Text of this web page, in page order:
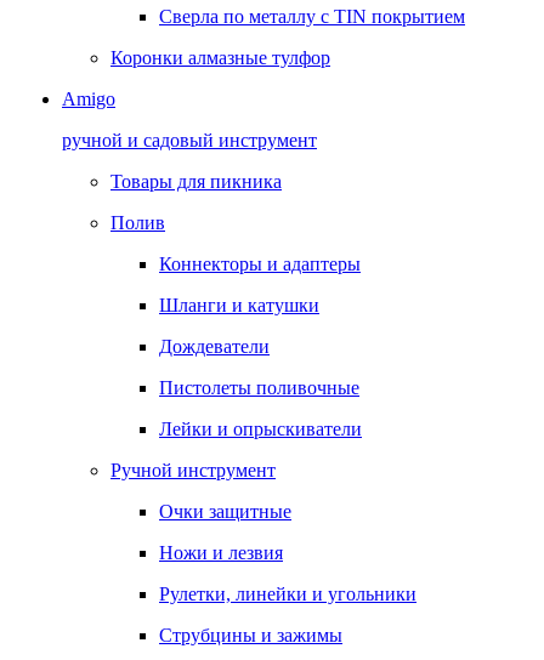
Сверла по металлу с TIN покрытием
Коронки алмазные тулфор
Amigo
ручной и садовый инструмент
Товары для пикника
Полив
Коннекторы и адаптеры
Шланги и катушки
Дождеватели
Пистолеты поливочные
Лейки и опрыскиватели
Ручной инструмент
Очки защитные
Ножи и лезвия
Рулетки, линейки и угольники
Струбцины и зажимы